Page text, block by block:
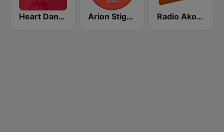
Heart Dance Arion Stigmes Radio Akous Palko